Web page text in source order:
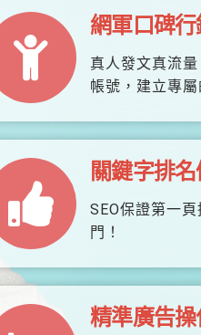
網軍口碑行
真人發文真流
帳號，建立專
關鍵字排
SEO保證第一
門！
精準廣告操